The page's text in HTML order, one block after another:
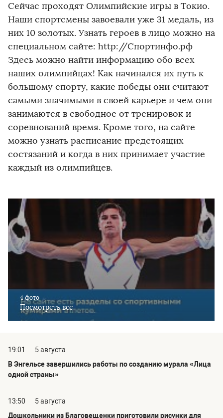
Сейчас проходят Олимпийские игры в Токио.
Наши спортсмены завоевали уже 31 медаль, из
них 10 золотых. Узнать героев в лицо можно на
специальном сайте: http://Спортинфо.рф
Здесь можно найти информацию обо всех
наших олимпийцах! Как начинался их путь к
большому спорту, какие победы они считают
самыми значимыми в своей карьере и чем они
занимаются в свободное от тренировок и
соревнований время. Кроме того, на сайте
можно узнать расписание предстоящих
состязаний и когда в них принимает участие
каждый из олимпийцев.
4 фото
Посмотреть все
19:01
5 августа
В Энгельсе завершились работы по созданию мурала «Лица
одной страны»
13:50
5 августа
Дошкольники из Благовещенки приготовили рисунки для